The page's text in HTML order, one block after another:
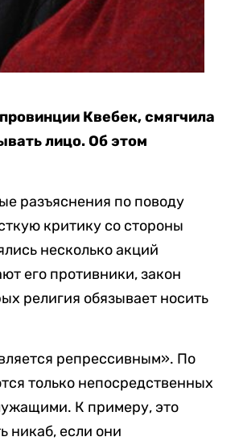
Квебек, смягчила
лицо. Об этом
разъяснения по поводу
критику со стороны
несколько акций
его противники, закон
религия обязывает носить
репрессивным». По
только непосредственных
К примеру, это
никаб, если они